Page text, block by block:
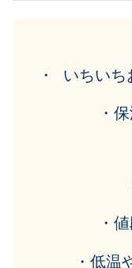
・ いちいち
・
・
・低温